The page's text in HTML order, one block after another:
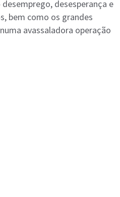
desesperança e
bem como os grandes
avassaladora operação